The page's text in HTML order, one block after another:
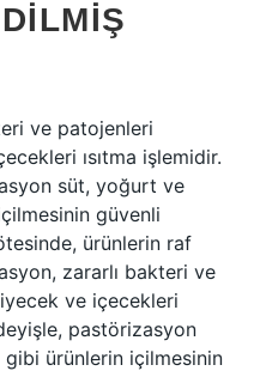
ve patojenleri
ısıtma işlemidir.
süt, yoğurt ve
güvenli
ürünlerin raf
zararlı bakteri ve
ve içecekleri
pastörizasyon
ürünlerin içilmesinin